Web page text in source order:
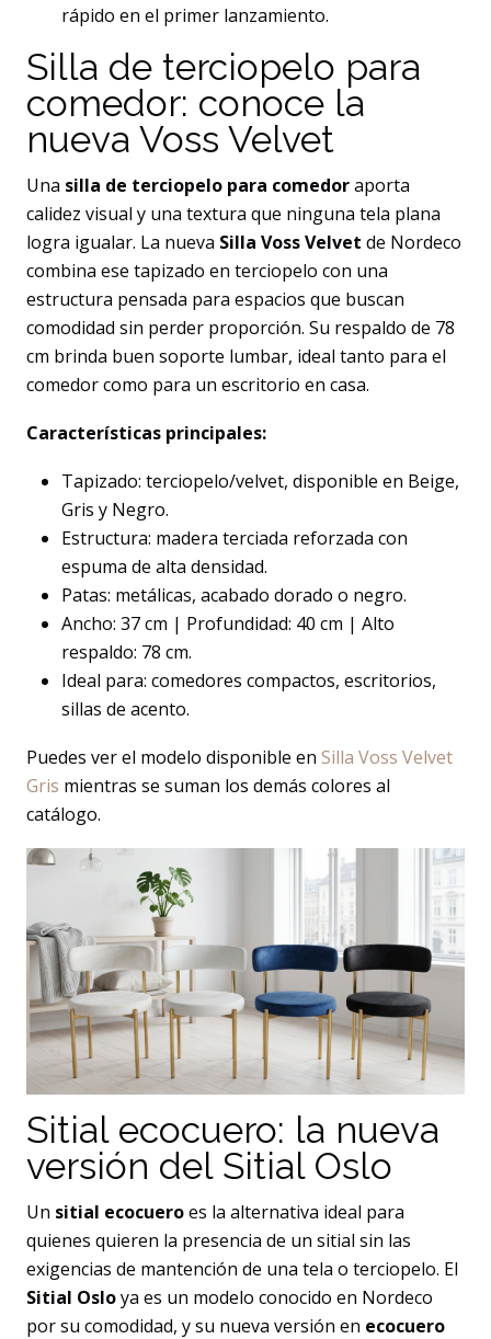
rápido en el primer lanzamiento.
Silla de terciopelo para
comedor: conoce la
nueva Voss Velvet
Una silla de terciopelo para comedoraporta
calidez visual y una textura que ninguna tela plana
logra igualar. La nueva Silla Voss Velvet de Nordeco
combina ese tapizado en terciopelo con una
estructura pensada para espacios que buscan
comodidad sin perder proporción. Su respaldo de 78
cm brinda buen soporte lumbar, ideal tanto para el
comedor como para un escritorio en casa.
Características principales:
Tapizado: terciopelo/velvet, disponible en Beige,
Gris y Negro.
Estructura: madera terciada reforzada con
espuma de alta densidad.
Patas: metálicas, acabado dorado o negro.
Ancho: 37 cm | Profundidad: 40 cm | Alto
respaldo: 78 cm.
Ideal para: comedores compactos, escritorios,
sillas de acento.
Puedes ver el modelo disponible en Silla Voss Velvet
Gris mientras se suman los demás colores al
catálogo.
Sitial ecocuero: la nueva
versión del Sitial Oslo
Un sitial ecocueroes la alternativa ideal para
quienes quieren la presencia de un sitial sin las
exigencias de mantención de una tela o terciopelo. El
Sitial Osloya es un modelo conocido en Nordeco
por su comodidad, y su nueva versión en ecocuero